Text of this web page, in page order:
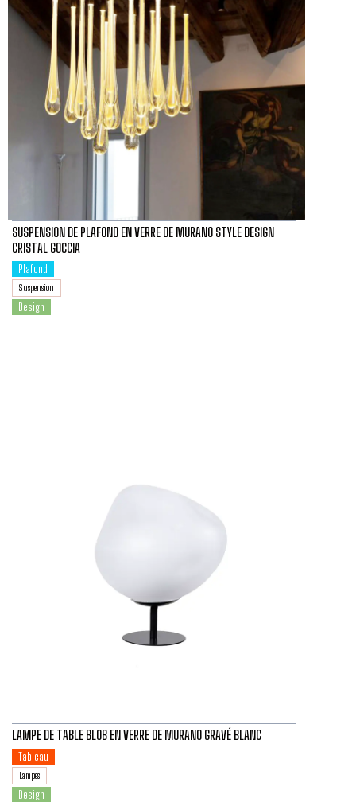
SUSPENSION DE PLAFOND EN VERRE DE MURANO STYLE DESIGN
CRISTAL GOCCIA
Plafond
Suspension
Design
LAMPE DE TABLE BLOB EN VERRE DE MURANO GRAVÉ BLANC
Tableau
Lampes
Design